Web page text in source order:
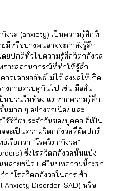
งวล (anxiety) เป็นความรู้สึกที่
มีหรือบางคนอาจจะกำลังรู้สึก
ดยปกติทั่วไปความรู้สึกวิตกกังวล
ราะสถานการณ์ที่ทำให้รู้สึก
าดเดาผลลัพธ์ไม่ได้ ส่งผลให้เกิด
งกายควบคู่กันไป เช่น มือสั่น
นปวนในท้อง แต่หากความรู้สึก
นมาก ๆ อย่างต่อเนื่อง และ
ช้ชีวิตประจำวันของบุคคล ก็เป็น
จะเป็นความวิตกกังวลที่ผิดปกติ
เรียกว่า “โรควิตกกังวล”
ซึ่งโรควิตกกังวลนั้นแบ่ง
หลายชนิด แต่ในบทความนี้จะขอ
า “โรควิตกกังวลในการเข้า
Anxiety Disorder: SAD) หรือ